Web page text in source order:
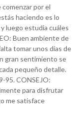
por el
haciendo es lo
luego estudia cuáles
Buen ambiente de
tomar unos días de
gran sentimiento se
pequeño detalle.
95. CONSEJO:
para disfrutar
me satisface